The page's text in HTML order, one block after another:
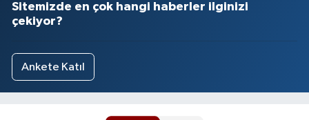
Sitemizde en çok hangi haberler ilginizi
çekiyor?
Ankete Katıl